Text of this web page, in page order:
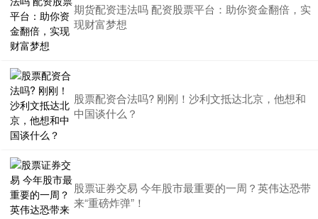
期货配资违法吗 配资股票平台：助你资金翻倍，实
现财富梦想
股票配资合法吗? 刚刚！沙利文抵达北京，他想和
中国谈什么？
股票证券交易 今年股市最重要的一周？英伟达恐带
来“重磅炸弹”！